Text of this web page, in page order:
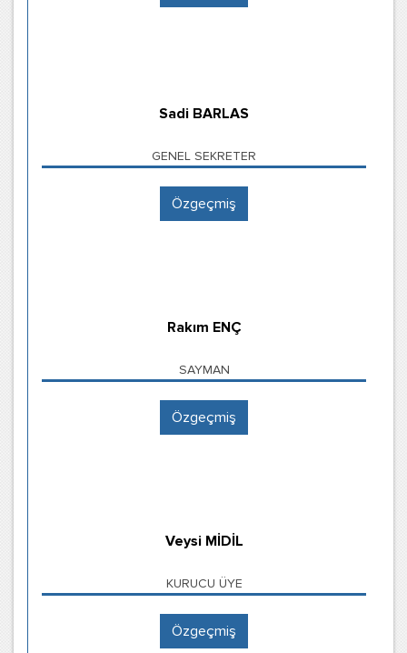
Sadi BARLAS
GENEL SEKRETER
Özgeçmiş
Rakım ENÇ
SAYMAN
Özgeçmiş
Veysi MİDİL
KURUCU ÜYE
Özgeçmiş